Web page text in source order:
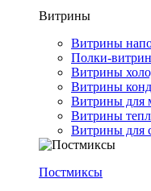
Витрины
Витрины
Полки-
Витрины
Витрины
Витрины для
Витрины
Витрины для
Постмиксы